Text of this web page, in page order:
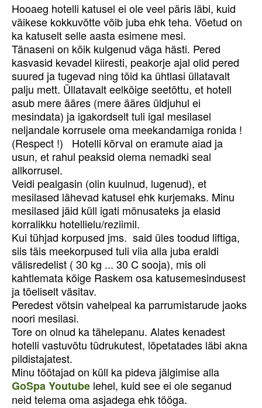
Hooaeg hotelli katusel ei ole veel päris läbi, kuid
väikese kokkuvõtte võib juba ehk teha. Võetud on
ka katuselt selle aasta esimene mesi.
Tänaseni on kõik kulgenud väga hästi. Pered
kasvasid kevadel kiiresti, peakorje ajal olid pered
suured ja tugevad ning tõid ka ühtlasi üllatavalt
palju mett. Üllatavalt eelkõige seetõttu, et hotell
asub mere ääres (mere ääres üldjuhul ei
mesindata) ja igakordselt tuli igal mesilasel
neljandale korrusele oma meekandamiga ronida !
(Respect !) Hotelli kõrval on eramute aiad ja
usun, et rahul peaksid olema nemadki seal
allkorrusel.
Veidi pealgasin (olin kuulnud, lugenud), et
mesilased lähevad katusel ehk kurjemaks. Minu
mesilased jäid küll igati mönusateks ja elasid
korralikku hotellielu/reziimil.
Kui tühjad korpused jms. said üles toodud liftiga,
siis täis meekorpused tuli viia alla juba eraldi
välisredelist ( 30 kg ... 30 C sooja), mis oli
kahtlemata kõige Raskem osa katusemesindusest
ja tõeliselt väsitav.
Peredest võtsin vahelpeal ka parrumistarude jaoks
noori mesilasi.
Tore on olnud ka tähelepanu. Alates kenadest
hotelli vastuvõtu tüdrukutest, lõpetatades läbi akna
pildistajatest.
Minu töötajad on küll ka pideva jälgimise alla
GoSpa Youtube lehel, kuid see ei ole seganud
neid telema oma asjadega ehk tööga.